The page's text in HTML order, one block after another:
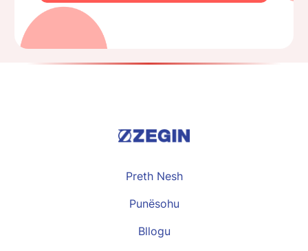
Preth Nesh
Punësohu
Bllogu